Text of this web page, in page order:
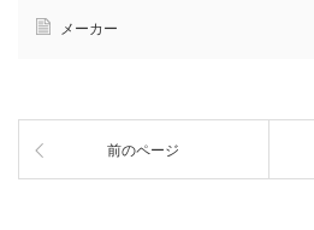
メーカー
前のページ